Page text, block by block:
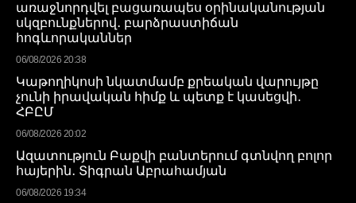
առաջնորդվել բացառապես օրինականության
սկզբունքներով․ բարձրաստիճան
հոգևորականներ
06/08/2026 20:38
Կաթողիկոսի նկատմամբ քրեական վարույթը
չունի իրավական հիմք և պետք է կասեցվի․
ՀԲԸՄ
06/08/2026 20:02
Ազատություն Բաքվի բանտերում գտնվող բոլոր
հայերին․ Տիգրան Աբրահամյան
06/08/2026 19:34